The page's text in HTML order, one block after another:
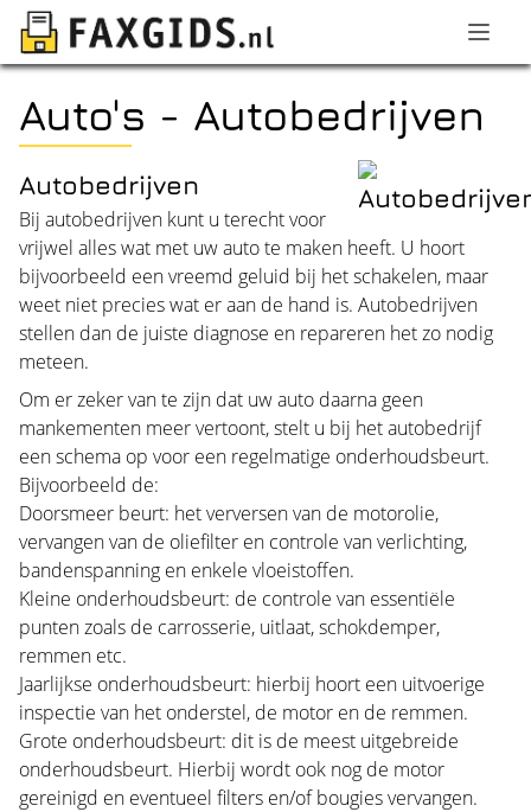
Auto's - Autobedrijven
Autobedrijven
Bij autobedrijven kunt u terecht voor
vrijwel alles wat met uw auto te maken heeft. U hoort
bijvoorbeeld een vreemd geluid bij het schakelen, maar
weet niet precies wat er aan de hand is. Autobedrijven
stellen dan de juiste diagnose en repareren het zo nodig
meteen.
Om er zeker van te zijn dat uw auto daarna geen
mankementen meer vertoont, stelt u bij het autobedrijf
een schema op voor een regelmatige onderhoudsbeurt.
Bijvoorbeeld de:
Doorsmeer beurt: het verversen van de motorolie,
vervangen van de oliefilter en controle van verlichting,
bandenspanning en enkele vloeistoffen.
Kleine onderhoudsbeurt: de controle van essentiële
punten zoals de carrosserie, uitlaat, schokdemper,
remmen etc.
Jaarlijkse onderhoudsbeurt: hierbij hoort een uitvoerige
inspectie van het onderstel, de motor en de remmen.
Grote onderhoudsbeurt: dit is de meest uitgebreide
onderhoudsbeurt. Hierbij wordt ook nog de motor
gereinigd en eventueel filters en/of bougies vervangen.